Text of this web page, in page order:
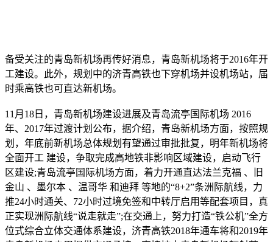
备受关注的青岛新机场再传好消息，青岛新机场将于2016年开
工建设。此外，规划中的济青高铁也下穿机场并设机场站，届
时乘高铁也可直达新机场。
11月18日，青岛新机场建设进展及青岛流亭国际机场 2016
年、2017年过渡计划公布，据介绍，青岛新机场方面，按照规
划，年底前新机场总体规划有望通过审批批复，明年新机场将
全面开工 建设，争取完成高地铁非影响区域建设，启动飞行
区建设;青岛流亭国际机场方面，着力开通直达法兰克福 、旧
金山 、墨尔本 、温哥华 和迪拜 等地的“8+2”条洲际航线，力
推24小时通关、72小时过境免签和中转厅启用等配套项目，真
正实现洲际航线“说走就走”;在交通上，努力打造“铁公机”全方
位式综合立体交通体系建设，济青高铁2018年通车将和2019年